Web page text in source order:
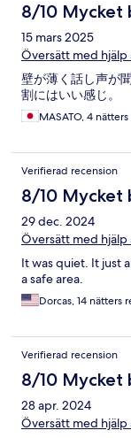
8/10 Mycket
15 mars 2025
Översätt med hjälp
壁が薄く話し声が
割にはいい感じ。
MASATO, 4 nätters
Verifierad recension
8/10 Mycket
29 dec. 2024
Översätt med hjälp
It was quiet. It just
a safe area.
Dorcas, 14 nätters
Verifierad recension
8/10 Mycket
28 apr. 2024
Översätt med hjälp